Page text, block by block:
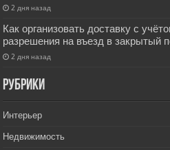
2 дня назад
Как организовать доставку с
разрешения на въезд в закрытый
2 дня назад
РУбрики
Интерьер
Недвижимость